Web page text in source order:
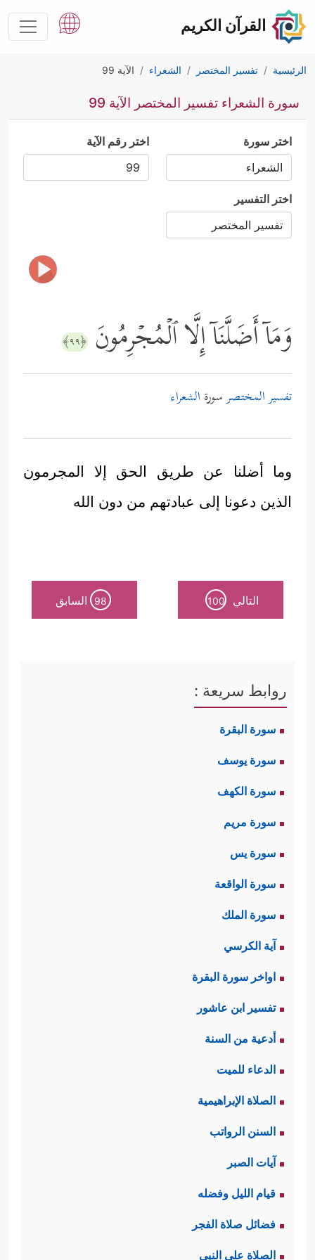
القرآن الكريم
الرئيسية تفسير المختصر الشعراء الآية 99
سورة الشعراء تفسير المختصر الآية 99
اختر سورة اختر رقم الآية
اختر التفسير
وَمَاۤ أَضَلَّنَاۤ إِلَّا ٱلۡمُجۡرِمُونَ ﴿٩٩﴾
تفسير المختصرسورة الشعراء
وما أضلنا عن طريق الحق إلا المجرمون
الذين دعونا إلى عبادتهم من دون الله
التالي 100
98 السابق
روابط سريعة :
سورة البقرة
سورة يوسف
سورة الكهف
سورة مريم
سورة يس
سورة الواقعة
سورة الملك
آية الكرسي
اواخر سورة البقرة
تفسير ابن عاشور
أدعية من السنة
الدعاء للميت
الصلاة الإبراهيمية
السنن الرواتب
آيات الصبر
قيام الليل وفضله
فضائل صلاة الفجر
الصلاة على النبي